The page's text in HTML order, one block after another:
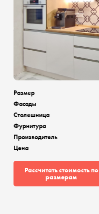
Размер
Фасады
Столешница
Фурнитура
Производитель
Цена
Рассчитать стоимость по
размерам